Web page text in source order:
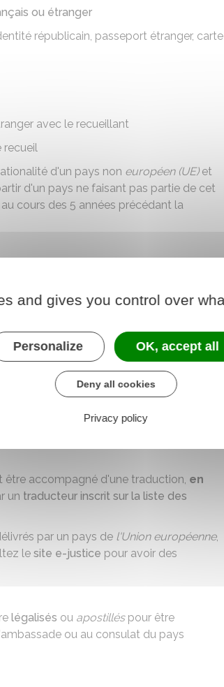
ou étranger
républicain, passeport étranger, carte
avec le recueillant
recueil
d'un pays non européen (UE)et
d'un pays ne faisant pas partie de cet
cours des 5 années précédant la
documents attestant de la nationalité
d'identité, passeport français,
demandés par le service en charge de
situation.
être accompagné d'une traduction, en
un traducteur inscrit sur la liste des
par un pays de l'Union européenne,
le site e-justice pour avoir des
légalisés ou apostilléspour être
ou au consulat du pays
and gives you control over
Personalize OK, accept all
Deny all cookies
Privacy policy